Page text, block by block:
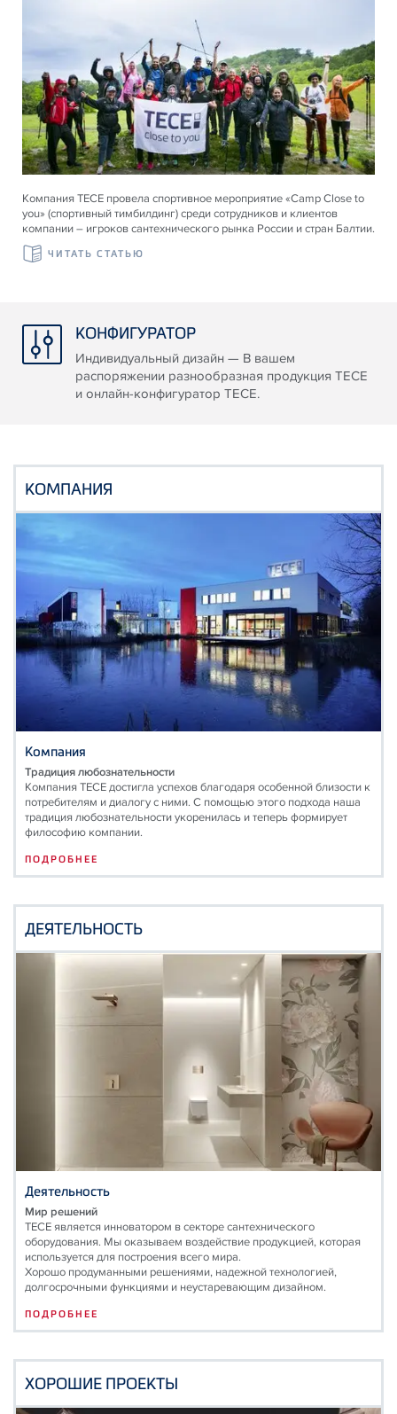
Компания ТЕСЕ провела спортивное мероприятие «Camp Close to
you» (спортивный тимбилдинг) среди сотрудников и клиентов
компании – игроков сантехнического рынка России и стран Балтии.
ЧИТАТЬ СТАТЬЮ
КОНФИГУРАТОР
Индивидуальный дизайн — В вашем
распоряжении разнообразная продукция TECE
и онлайн-конфигуратор TECE.
КОМПАНИЯ
Компания
Традиция любознательности
Компания TECE достигла успехов благодаря особенной близости к
потребителям и диалогу с ними. С помощью этого подхода наша
традиция любознательности укоренилась и теперь формирует
философию компании.
ПОДРОБНЕЕ
ДЕЯТЕЛЬНОСТЬ
Деятельность
Мир решений
TECE является инноватором в секторе сантехнического
оборудования. Мы оказываем воздействие продукцией, которая
используется для построения всего мира.
Хорошо продуманными решениями, надежной технологией,
долгосрочными функциями и неустаревающим дизайном.
ПОДРОБНЕЕ
ХОРОШИЕ ПРОЕКТЫ